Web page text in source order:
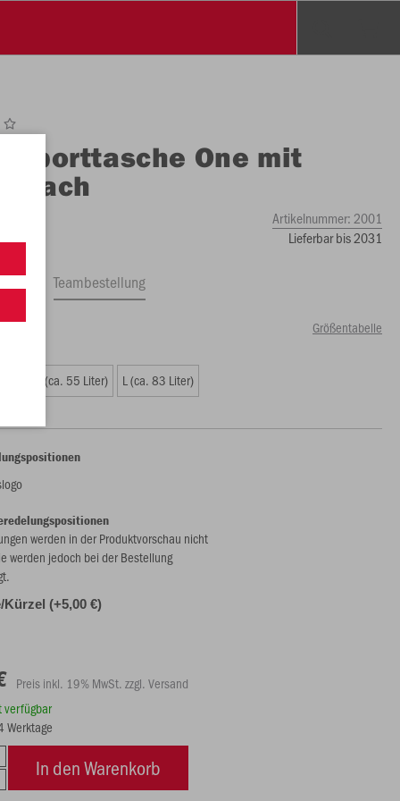
Sporttasche One mit
Artikelnummer: 2001
Lieferbar bis 2031
Teambestellung
Größentabelle
M (ca. 55 Liter) L (ca. 83 Liter)
werden in der Produktvorschau nicht
werden jedoch bei der Bestellung
Kürzel (+5,00 €)
Preis inkl. 19% MwSt. zzgl. Versand
verfügbar
Werktage
In den Warenkorb